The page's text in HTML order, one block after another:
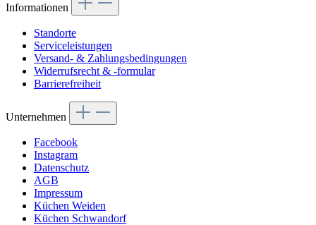
Informationen
Standorte
Serviceleistungen
Versand- & Zahlungsbedingungen
Widerrufsrecht & -formular
Barrierefreiheit
Unternehmen
Facebook
Instagram
Datenschutz
AGB
Impressum
Küchen Weiden
Küchen Schwandorf